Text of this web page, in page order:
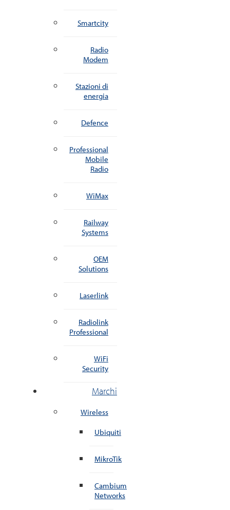
Smartcity
Radio
Modem
Stazioni di
energia
Defence
Professional
Mobile
Radio
WiMax
Railway
Systems
OEM
Solutions
Laserlink
Radiolink
Professional
WiFi
Security
Marchi
Wireless
Ubiquiti
MikroTik
Cambium
Networks